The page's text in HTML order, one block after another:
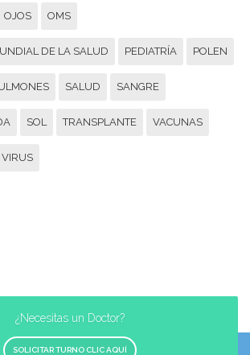
OJOS OMS
DE LA SALUD PEDIATRÍA POLEN
SALUD SANGRE
SOL TRANSPLANTE VACUNAS
VIRUS
¿Necesitas un Doctor?
SOLICITAR TURNO CLIC AQUÍ